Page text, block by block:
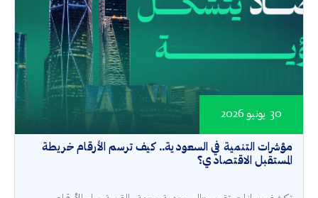
مؤشرات التنمية في السعودية.. كيف ترسم الأرقام خريطة
المستقبل الاقتصادي؟
30 يونيو 2026